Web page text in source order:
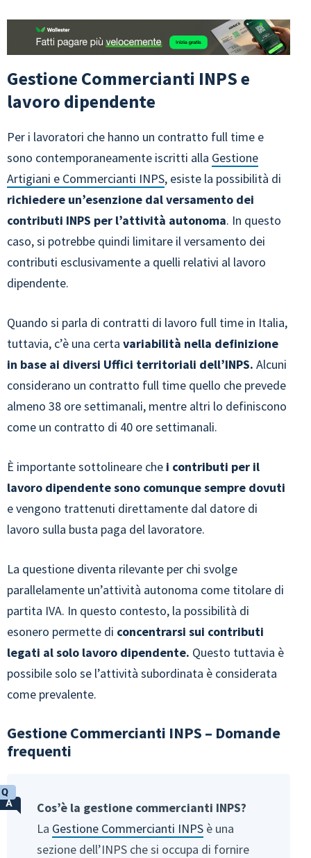
Gestione Commercianti INPS e
lavoro dipendente
Per i lavoratori che hanno un contratto full time e
sono contemporaneamente iscritti alla Gestione
Artigiani e Commercianti INPS, esiste la possibilità di
richiedere un’esenzione dal versamento dei
contributi INPS per l’attività autonoma. In questo
caso, si potrebbe quindi limitare il versamento dei
contributi esclusivamente a quelli relativi al lavoro
dipendente.
Quando si parla di contratti di lavoro full time in Italia,
tuttavia, c’è una certa variabilità nella definizione
in base ai diversi Uffici territoriali dell’INPS. Alcuni
considerano un contratto full time quello che prevede
almeno 38 ore settimanali, mentre altri lo definiscono
come un contratto di 40 ore settimanali.
È importante sottolineare che i contributi per il
lavoro dipendente sono comunque sempre dovuti
e vengono trattenuti direttamente dal datore di
lavoro sulla busta paga del lavoratore.
La questione diventa rilevante per chi svolge
parallelamente un’attività autonoma come titolare di
partita IVA. In questo contesto, la possibilità di
esonero permette di concentrarsi sui contributi
legati al solo lavoro dipendente. Questo tuttavia è
possibile solo se l’attività subordinata è considerata
come prevalente.
Gestione Commercianti INPS – Domande
frequenti
Cos’è la gestione commercianti INPS?
La Gestione Commercianti INPS è una
sezione dell’INPS che si occupa di fornire